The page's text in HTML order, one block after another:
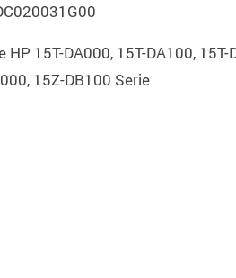
15T-DA000, 15T-DA100, 15T-
15Z-DB100 Serie